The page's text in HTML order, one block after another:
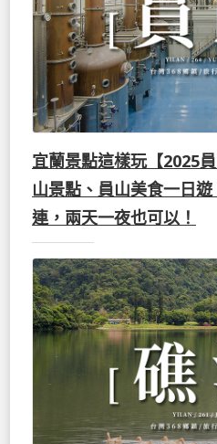
宜蘭景點這樣玩【2025
山景點、員山美食一日
連，兩天一夜也可以！